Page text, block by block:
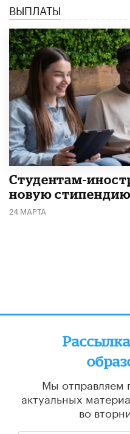
ВЫПЛАТЫ
Студентам-
новую стипендию
24 МАРТА
Мы отправляем
актуальных
во